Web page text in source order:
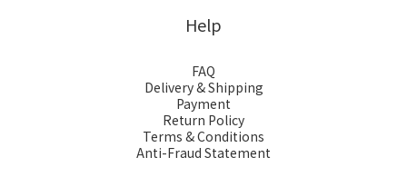
Help
FAQ
Delivery & Shipping
Payment
Return Policy
Terms & Conditions
Anti-Fraud Statement